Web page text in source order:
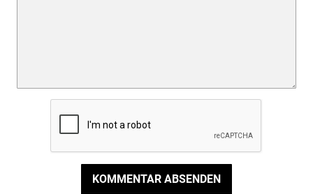
KOMMENTAR ABSENDEN